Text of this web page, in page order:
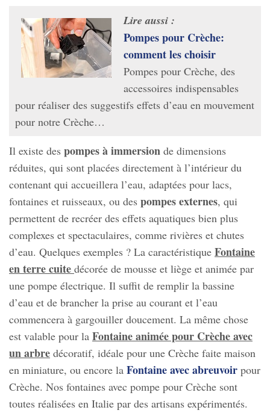
Lire aussi :
Pompes pour Crèche:
comment les choisir
Pompes pour Crèche, des
accessoires indispensables
pour réaliser des suggestifs effets d’eau en mouvement
pour notre Crèche…
Il existe des pompes à immersion de dimensions
réduites, qui sont placées directement à l’intérieur du
contenant qui accueillera l’eau, adaptées pour lacs,
fontaines et ruisseaux, ou des pompes externes, qui
permettent de recréer des effets aquatiques bien plus
complexes et spectaculaires, comme rivières et chutes
d’eau. Quelques exemples ? La caractéristique Fontaine
en terre cuite décorée de mousse et liège et animée par
une pompe électrique. Il suffit de remplir la bassine
d’eau et de brancher la prise au courant et l’eau
commencera à gargouiller doucement. La même chose
est valable pour la Fontaine animée pour Crèche avec
un arbre décoratif, idéale pour une Crèche faite maison
en miniature, ou encore la Fontaine avec abreuvoir pour
Crèche. Nos fontaines avec pompe pour Crèche sont
toutes réalisées en Italie par des artisans expérimentés.